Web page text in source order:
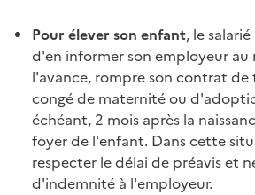
Pour élever son enfant, le
d'en informer son employeur au
l'avance, rompre son contrat de
congé de maternité ou
échéant, 2 mois après la
foyer de l'enfant. Dans cette
respecter le délai de préaviset
d'indemnité à l'employeur.